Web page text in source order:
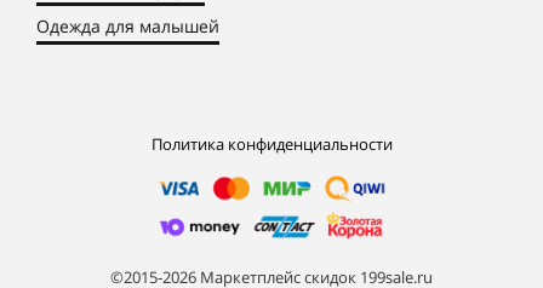
Одежда для малышей
Политика конфиденциальности
©2015-2026 Маркетплейс скидок 199sale.ru